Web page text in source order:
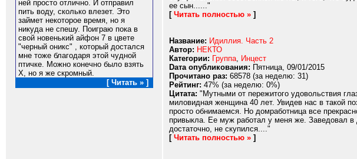
ней просто отлично. И отправил
пить воду, сколько влезет. Это
займет некоторое время, но я
никуда не спешу. Поиграю пока в
свой новенький айфон 7 в цвете
"черный оникс" , который достался
мне тоже благодаря этой чудной
птичке. Можно конечно было взять
Х, но я же скромный.
[ Читать » ]
ее сын......"
[ Читать полностью » ]
Название: Идиллия. Часть 2
Автор: НЕКТО
Категории: Группа, Инцест
Dата опубликования: Пятница, 09/01/2015
Прочитано раз: 68578 (за неделю: 31)
Рейтинг: 47% (за неделю: 0%)
Цитата: "Мутными от пережитого удовольствия
миловидная женщина 40 лет. Увидев нас в такой
просто обнимаемся. Но домработница все
привыкла. Ее муж работал у меня же. Заведовал в
достаточно, не скупился...."
[ Читать полностью » ]